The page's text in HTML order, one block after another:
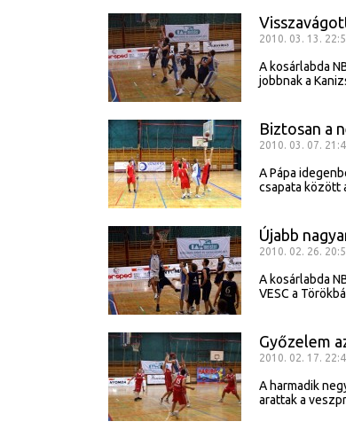
2010. 03. 13.
A kosárlabda
jobbnak a
Biztosan a
2010. 03. 07.
A Pápa
csapata között
Újabb
2010. 02. 26.
A kosárlabda
VESC a
Győzelem
2010. 02. 17.
A harmadik
arattak a